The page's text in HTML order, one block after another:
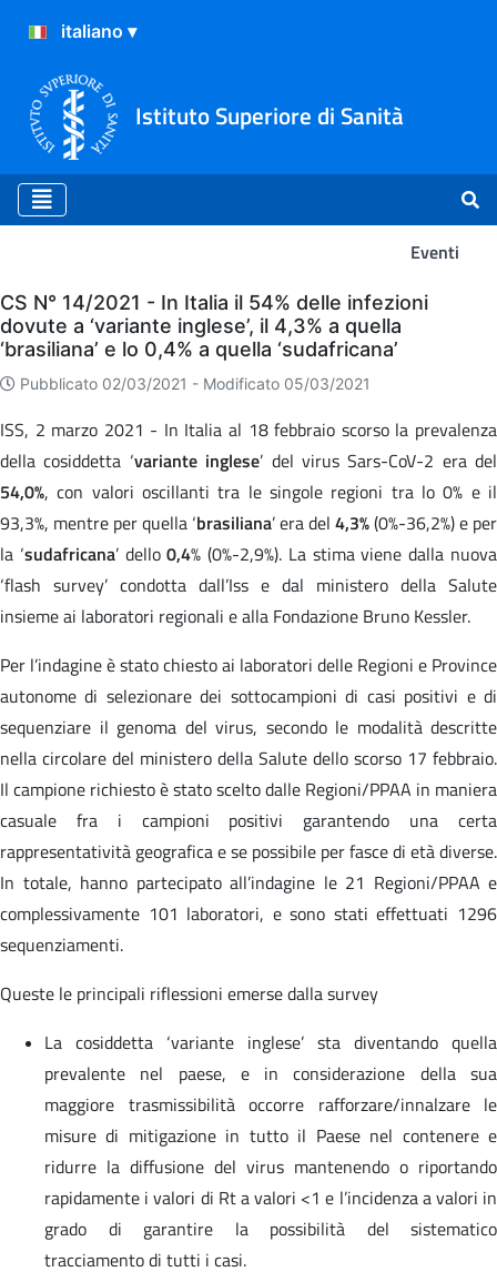
Istituto Superiore di Sanità
Eventi
Eventi
CS N° 14/2021 - In Italia il 54% delle infezioni
dovute a ‘variante inglese’, il 4,3% a quella
‘brasiliana’ e lo 0,4% a quella ‘sudafricana’
Pubblicato 02/03/2021 - Modificato 05/03/2021
ISS, 2 marzo 2021 - In Italia al 18 febbraio scorso la prevalenza
della cosiddetta ‘variante inglese’ del virus Sars-CoV-2 era del
54,0%, con valori oscillanti tra le singole regioni tra lo 0% e il
93,3%, mentre per quella ‘brasiliana’ era del 4,3%(0%-36,2%) e per
la ‘sudafricana’ dello0,4% (0%-2,9%). La stima viene dalla nuova
‘flash survey’ condotta dall’Iss e dal ministero della Salute
insieme ai laboratori regionali e alla Fondazione Bruno Kessler.
Per l’indagine è stato chiesto ai laboratori delle Regioni e Province
autonome di selezionare dei sottocampioni di casi positivi e di
sequenziare il genoma del virus, secondo le modalità descritte
nella circolare del ministero della Salute dello scorso 17 febbraio.
Il campione richiesto è stato scelto dalle Regioni/PPAA in maniera
casuale fra i campioni positivi garantendo una certa
rappresentatività geografica e se possibile per fasce di età diverse.
In totale, hanno partecipato all’indagine le 21 Regioni/PPAA e
complessivamente 101 laboratori, e sono stati effettuati 1296
sequenziamenti.
Queste le principali riflessioni emerse dalla survey
La cosiddetta ‘variante inglese’ sta diventando quella
prevalente nel paese, e in considerazione della sua
maggiore trasmissibilità occorre rafforzare/innalzare le
misure di mitigazione in tutto il Paese nel contenere e
ridurre la diffusione del virus mantenendo o riportando
rapidamente i valori di Rt a valori <1 e l’incidenza a valori in
grado di garantire la possibilità del sistematico
tracciamento di tutti i casi.